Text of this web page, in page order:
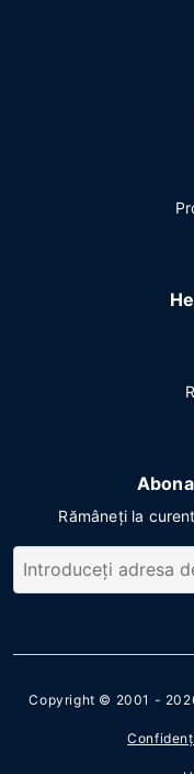
Rămâneți la
Copyright © 2001 -